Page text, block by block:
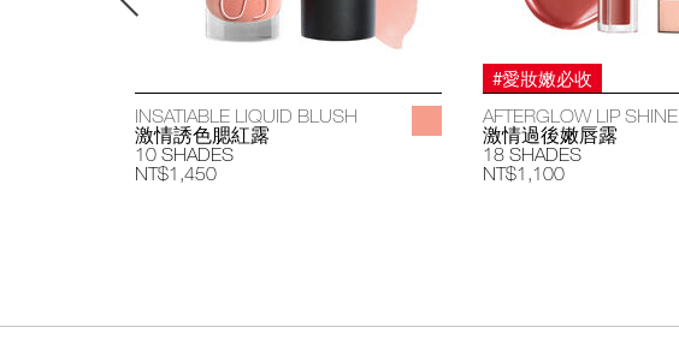
INSATIABLE LIQUID BLUSH
激情誘色腮紅露
10 SHADES
NT$1,450
#愛妝嫩必收
AFTERGLOW LIP SHINE
激情過後嫩唇露
18 SHADES
NT$1,100